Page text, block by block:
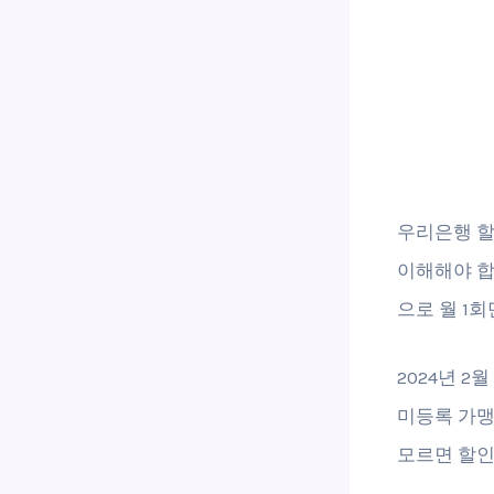
우리은행
이해해야
으로 월 1
2024년 2
미등록 가
모르면 할